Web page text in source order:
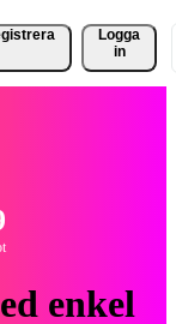
Logga
in
enkel